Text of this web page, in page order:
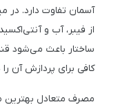
آسمان تفاوت دارد. در
از فیبر، آب و
ساختار باعث می‌شود
کافی برای پردازش آن